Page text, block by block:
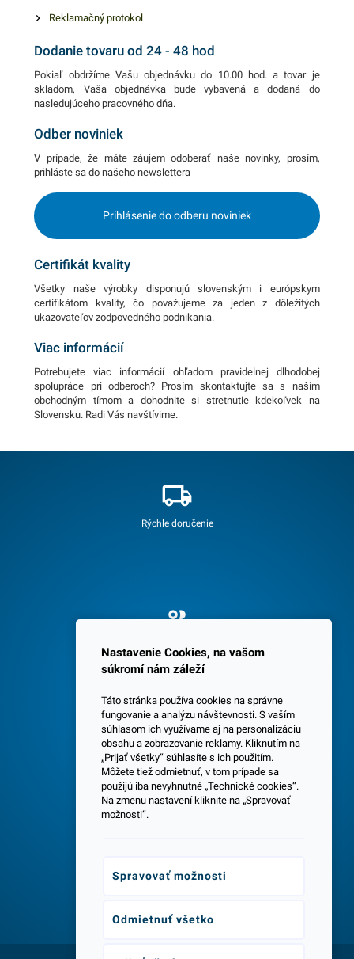
Reklamačný protokol
Dodanie tovaru od 24 - 48 hod
Pokiaľ obdržíme Vašu objednávku do 10.00 hod. a tovar je
skladom, Vaša objednávka bude vybavená a dodaná do
nasledujúceho pracovného dňa.
Odber noviniek
V prípade, že máte záujem odoberať naše novinky, prosím,
prihláste sa do našeho newslettera
Prihlásenie do odberu noviniek
Certifikát kvality
Všetky naše výrobky disponujú slovenským i európskym
certifikátom kvality, čo považujeme za jeden z dôležitých
ukazovateľov zodpovedného podnikania.
Viac informácií
Potrebujete viac informácií ohľadom pravidelnej dlhodobej
spolupráce pri odberoch? Prosím skontaktujte sa s naším
obchodným tímom a dohodnite si stretnutie kdekoľvek na
Slovensku. Radi Vás navštívime.
Rýchle doručenie
Spokojných 3600 zákazníkov
Centrála a predajňa v Senci
Nastavenie Cookies, na vašom
súkromí nám záleží
Táto stránka používa cookies na správne
fungovanie a analýzu návštevnosti. S vaším
súhlasom ich využívame aj na personalizáciu
obsahu a zobrazovanie reklamy. Kliknutím na
„Prijať všetky“ súhlasíte s ich použitím.
Môžete tiež odmietnuť, v tom prípade sa
použijú iba nevyhnutné „Technické cookies“.
Na zmenu nastavení kliknite na „Spravovať
možnosti“.
Spravovať možnosti
Odmietnuť všetko